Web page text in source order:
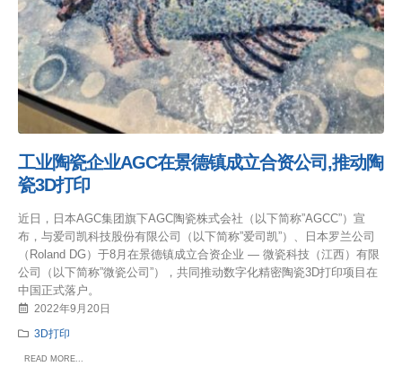
工业陶瓷企业AGC在景德镇成立合资公司,推动陶
瓷3D打印
近日，日本AGC集团旗下AGC陶瓷株式会社（以下简称”AGCC”）宣
布，与爱司凯科技股份有限公司（以下简称”爱司凯”）、日本罗兰公司
（Roland DG）于8月在景德镇成立合资企业 — 微瓷科技（江西）有限
公司（以下简称”微瓷公司”），共同推动数字化精密陶瓷3D打印项目在
中国正式落户。
2022年9月20日
3D打印
READ MORE...